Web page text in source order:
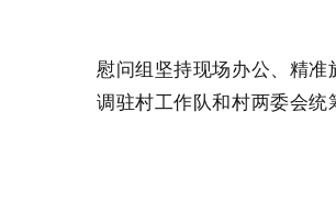
慰问组坚持现场办公、精
调驻村工作队和村两委会统